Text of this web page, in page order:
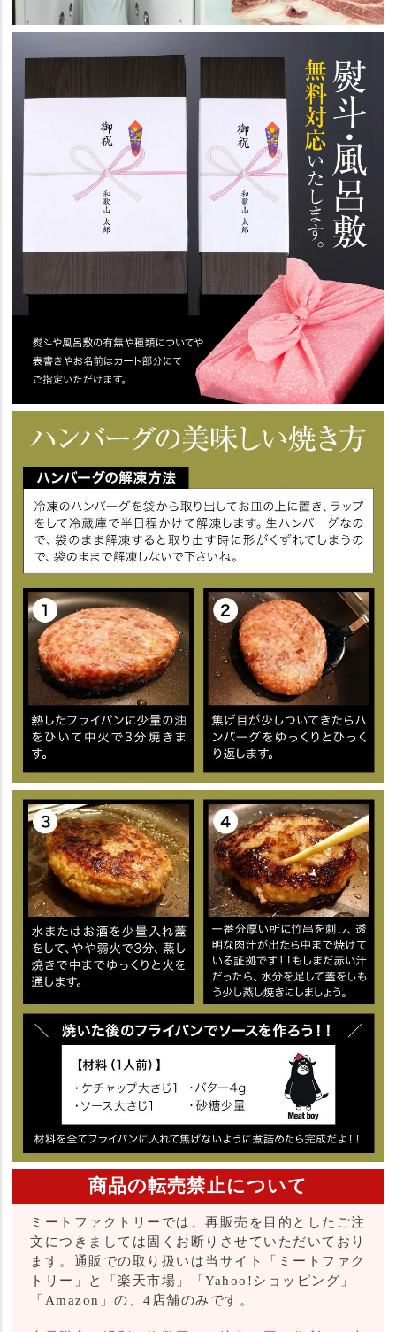
商品の転売禁止について
ミートファクトリーでは、再販売を目的としたご注
文につきましては固くお断りさせていただいており
ます。通販での取り扱いは当サイト「ミートファク
トリー」と「楽天市場」「Yahoo!ショッピング」
「Amazon」の、4店舗のみです。